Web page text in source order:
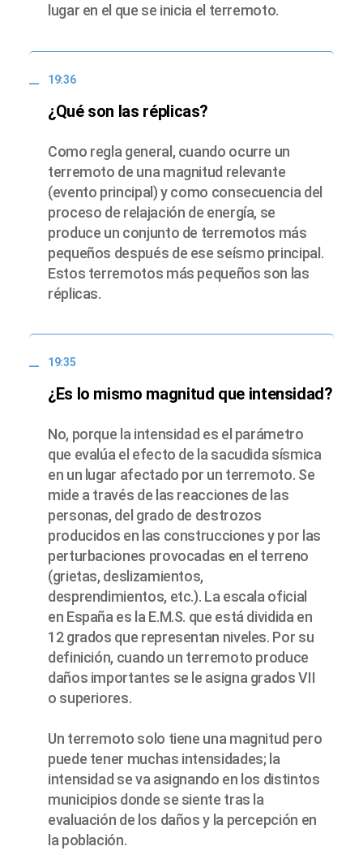
lugar en el que se inicia el terremoto.
19:36
¿Qué son las réplicas?
Como regla general, cuando ocurre un
terremoto de una magnitud relevante
(evento principal) y como consecuencia del
proceso de relajación de energía, se
produce un conjunto de terremotos más
pequeños después de ese seísmo principal.
Estos terremotos más pequeños son las
réplicas.
19:35
¿Es lo mismo magnitud que intensidad?
No, porque la intensidad es el parámetro
que evalúa el efecto de la sacudida sísmica
en un lugar afectado por un terremoto. Se
mide a través de las reacciones de las
personas, del grado de destrozos
producidos en las construcciones y por las
perturbaciones provocadas en el terreno
(grietas, deslizamientos,
desprendimientos, etc.). La escala oficial
en España es la E.M.S. que está dividida en
12 grados que representan niveles. Por su
definición, cuando un terremoto produce
daños importantes se le asigna grados VII
o superiores.
Un terremoto solo tiene una magnitud pero
puede tener muchas intensidades; la
intensidad se va asignando en los distintos
municipios donde se siente tras la
evaluación de los daños y la percepción en
la población.